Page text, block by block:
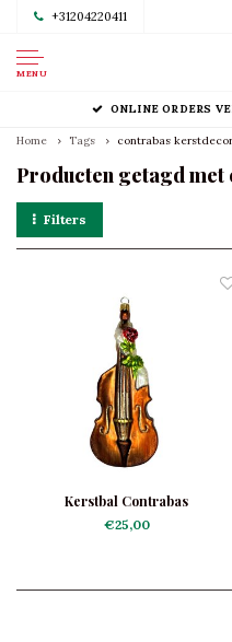
+31204220411
MENU
ONLINE ORDERS
Home Tags contrabas
Producten getagd
Filters
Kerstbal Contrabas
€25,00